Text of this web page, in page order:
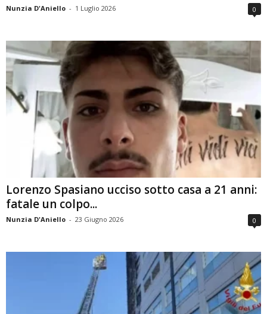
Nunzia D'Aniello - 1 Luglio 2026 0
Lorenzo Spasiano ucciso sotto casa a 21 anni:
fatale un colpo...
Nunzia D'Aniello - 23 Giugno 2026 0